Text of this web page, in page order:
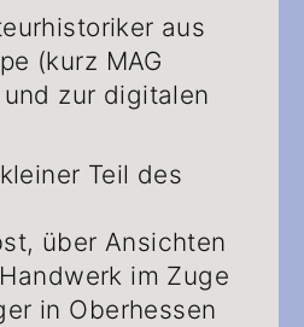
aus
(kurz MAG
zur digitalen
Teil des
über Ansichten
im Zuge
in Oberhessen